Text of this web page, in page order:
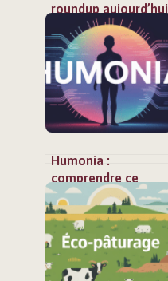
roundup aujourd’hui
sans prendre de
risques
Humonia :
comprendre ce
concept émergent
et ses enjeux
concrets